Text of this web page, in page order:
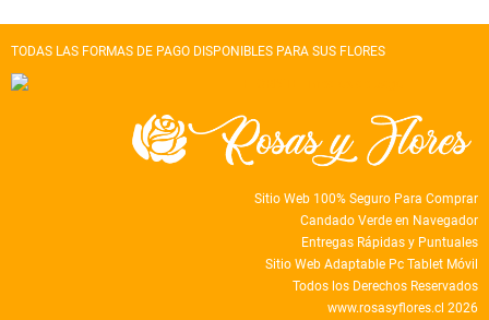
TODAS LAS FORMAS DE PAGO DISPONIBLES PARA SUS FLORES
Sitio Web 100% Seguro Para Comprar
Candado Verde en Navegador
Entregas Rápidas y Puntuales
Sitio Web Adaptable Pc Tablet Móvil
Todos los Derechos Reservados
www.rosasyflores.cl 2026